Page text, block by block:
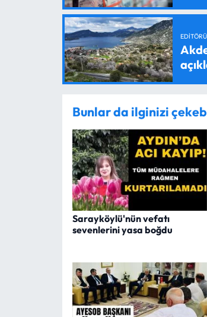
Bunlar da ilginizi
Sarayköylü'nün vefatı
sevenlerini yasa boğdu